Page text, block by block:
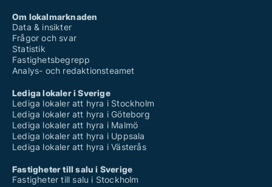
Om lokalmarknaden
Data & insikter
Frågor och svar
Statistik
Fastighetsbegrepp
Analys- och redaktionsteamet
Lediga lokaler i Sverige
Lediga lokaler att hyra i Stockholm
Lediga lokaler att hyra i Göteborg
Lediga lokaler att hyra i Malmö
Lediga lokaler att hyra i Uppsala
Lediga lokaler att hyra i Västerås
Fastigheter till salu i Sverige
Fastigheter till salu i Stockholm